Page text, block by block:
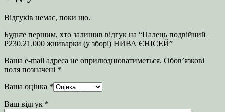
Відгуків немає, поки що.
Будьте першим, хто залишив відгук на “Палець подвійний
Р230.21.000 жниварки (у зборі) НИВА ЄНІСЕЙ”
Ваша e-mail адреса не оприлюднюватиметься. Обов’язкові
поля позначені *
Ваша оцінка *
Ваш відгук *